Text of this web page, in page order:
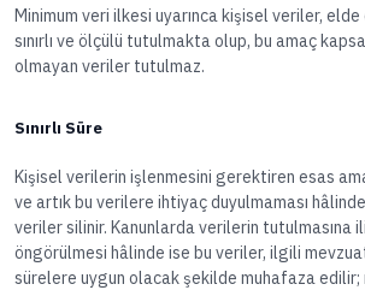
Minimum veri ilkesi uyarınca kişisel veriler,
sınırlı ve ölçülü tutulmakta olup, bu amaç
olmayan veriler tutulmaz.
Sınırlı Süre
Kişisel verilerin işlenmesini gerektiren esas
ve artık bu verilere ihtiyaç duyulmaması
veriler silinir. Kanunlarda verilerin tutulmasına
öngörülmesi hâlinde ise bu veriler, ilgili
sürelere uygun olacak şekilde muhafaza